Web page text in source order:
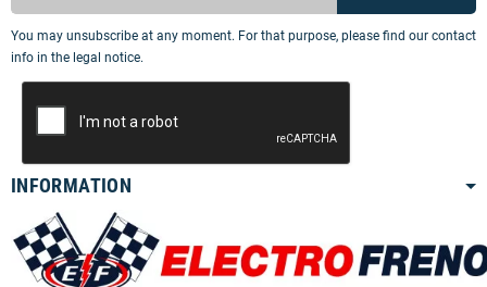
You may unsubscribe at any moment. For that purpose, please find our contact
info in the legal notice.
INFORMATION